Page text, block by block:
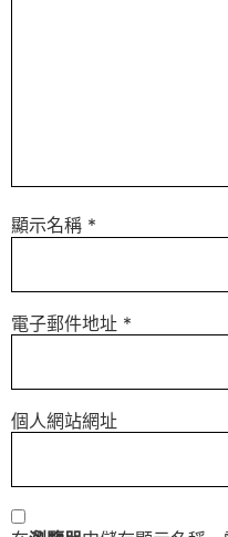
顯示名稱 *
電子郵件地址 *
個人網站網址